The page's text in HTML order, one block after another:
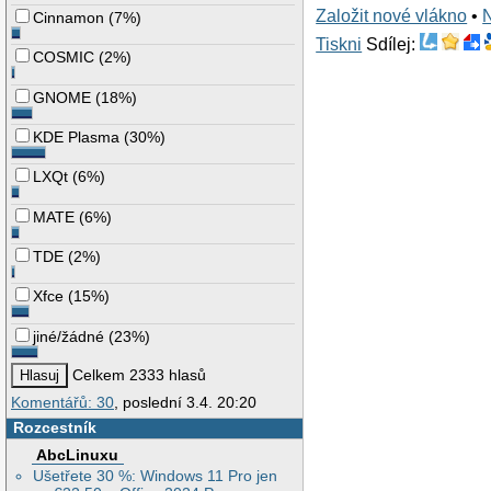
Cinnamon (7%)
COSMIC (2%)
GNOME (18%)
KDE Plasma (30%)
LXQt (6%)
MATE (6%)
TDE (2%)
Xfce (15%)
jiné/žádné (23%)
Celkem 2333 hlasů
Komentářů: 30, poslední 3.4. 20:20
Rozcestník
AbcLinuxu
Ušetřete 30 %: Windows 11 Pro jen
Založit nové vlákno •
Tiskni Sdílej: